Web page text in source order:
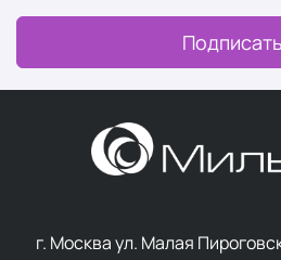
г. Москва ул. Малая